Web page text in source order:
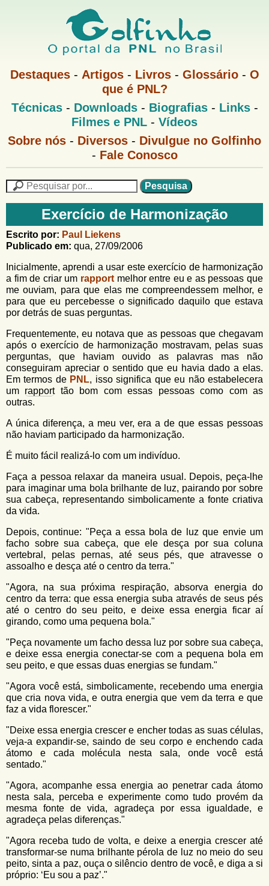
Pular
para
o
principal
G
f
i
n
h
o
M
u
Destaques- Artigos- Livros- Glossário- O
que é PNL?
M
e
P
Técnicas- Downloads- Biografias- Links-
Filmes e PNL - Vídeos
G
n
M
e
u
Sobre nós - Diversos - Divulgue no Golfinho
- Fale Conosco
F
r
m
u
l
á
r
i
o
d
e
b
u
s
c
a
e
u
i
a
n
o
G
o
f
i
n
h
o
Exercício de Harmonização
Escrito por: Paul Liekens
Publicado em: qua, 27/09/2006
Inicialmente, aprendi a usar este exercício de harmonização
a fim de criar um rapportmelhor entre eu e as pessoas que
me ouviam, para que elas me compreendessem melhor, e
para que eu percebesse o significado daquilo que estava
por detrás de suas perguntas.
Frequentemente, eu notava que as pessoas que chegavam
após o exercício de harmonização mostravam, pelas suas
perguntas, que haviam ouvido as palavras mas não
conseguiram apreciar o sentido que eu havia dado a elas.
Em termos de PNL, isso significa que eu não estabelecera
um rapporttão bom com essas pessoas como com as
outras.
A única diferença, a meu ver, era a de que essas pessoas
não haviam participado da harmonização.
É muito fácil realizá-lo com um indivíduo.
Faça a pessoa relaxar da maneira usual. Depois, peça-lhe
para imaginar uma bola brilhante de luz, pairando por sobre
sua cabeça, representando simbolicamente a fonte criativa
da vida.
Depois, continue: "Peça a essa bola de luz que envie um
facho sobre sua cabeça, que ele desça por sua coluna
vertebral, pelas pernas, até seus pés, que atravesse o
assoalho e desça até o centro da terra."
"Agora, na sua próxima respiração, absorva energia do
centro da terra: que essa energia suba através de seus pés
até o centro do seu peito, e deixe essa energia ficar aí
girando, como uma pequena bola."
"Peça novamente um facho dessa luz por sobre sua cabeça,
e deixe essa energia conectar-se com a pequena bola em
seu peito, e que essas duas energias se fundam."
"Agora você está, simbolicamente, recebendo uma energia
que cria nova vida, e outra energia que vem da terra e que
faz a vida florescer."
"Deixe essa energia crescer e encher todas as suas células,
veja-a expandir-se, saindo de seu corpo e enchendo cada
átomo e cada molécula nesta sala, onde você está
sentado."
"Agora, acompanhe essa energia ao penetrar cada átomo
nesta sala, perceba e experimente como tudo provém da
mesma fonte de vida, agradeça por essa igualdade, e
agradeça pelas diferenças."
"Agora receba tudo de volta, e deixe a energia crescer até
transformar-se numa brilhante pérola de luz no meio do seu
peito, sinta a paz, ouça o silêncio dentro de você, e diga a si
próprio: ‘Eu sou a paz’."